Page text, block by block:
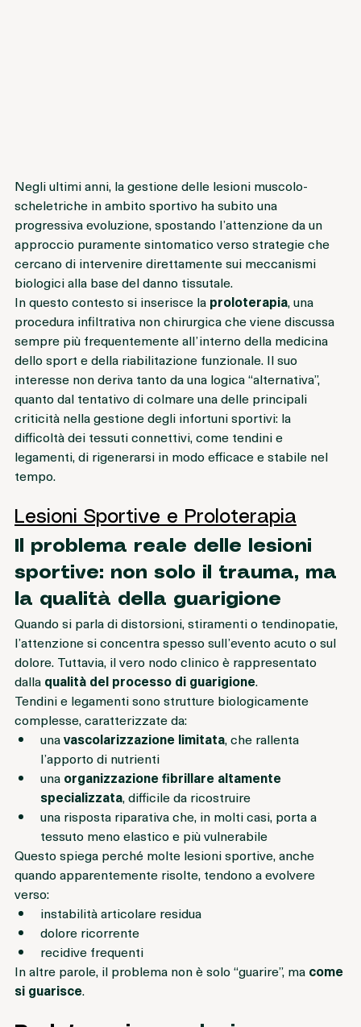
Negli ultimi anni, la gestione delle lesioni muscolo-
scheletriche in ambito sportivo ha subito una
progressiva evoluzione, spostando l’attenzione da un
approccio puramente sintomatico verso strategie che
cercano di intervenire direttamente sui meccanismi
biologici alla base del danno tissutale.
In questo contesto si inserisce la proloterapia, una
procedura infiltrativa non chirurgica che viene discussa
sempre più frequentemente all’interno della medicina
dello sport e della riabilitazione funzionale. Il suo
interesse non deriva tanto da una logica “alternativa”,
quanto dal tentativo di colmare una delle principali
criticità nella gestione degli infortuni sportivi: la
difficoltà dei tessuti connettivi, come tendini e
legamenti, di rigenerarsi in modo efficace e stabile nel
Lesioni Sportive e Proloterapia
Il problema reale delle lesioni
sportive: non solo il trauma, ma
la qualità della guarigione
Quando si parla di distorsioni, stiramenti o tendinopatie,
l’attenzione si concentra spesso sull’evento acuto o sul
dolore. Tuttavia, il vero nodo clinico è rappresentato
dalla qualità del processo di guarigione.
Tendini e legamenti sono strutture biologicamente
complesse, caratterizzate da:
una vascolarizzazione limitata
l’apporto di nutrienti
una organizzazione fibrillare altamente
specializzata, difficile da ricostruire
una risposta riparativa che, in molti casi, porta a
tessuto meno elastico e più vulnerabile
Questo spiega perché molte lesioni sportive, anche
quando apparentemente risolte, tendono a evolvere
verso:
instabilità articolare residua
dolore ricorrente
recidive frequenti
In altre parole, il problema non è solo “guarire”, ma